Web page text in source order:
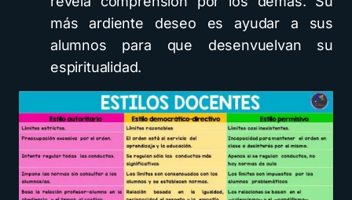
más ardiente deseo es ayudar a sus
alumnos para que desenvuelvan su
espiritualidad.